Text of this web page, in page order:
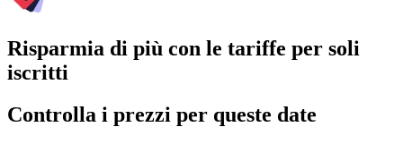
Risparmia di più con le tariffe per soli
iscritti
Controlla i prezzi per queste date